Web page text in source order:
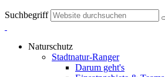
Suchbegriff
Naturschutz
Stadtnatur-Ranger
Darum geht's